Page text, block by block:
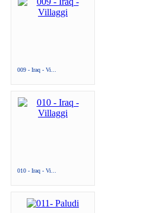
009 - Iraq - Vi...
010 - Iraq - Vi...